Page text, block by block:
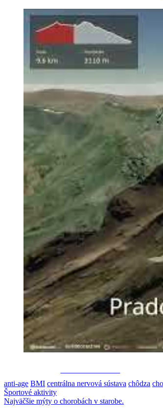
anti-age BMI centrálna nervová sústava chôdza
Post
navigation
Športové aktivity
Najväčšie mýty o chorobách v starobe.